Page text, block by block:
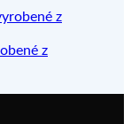
z